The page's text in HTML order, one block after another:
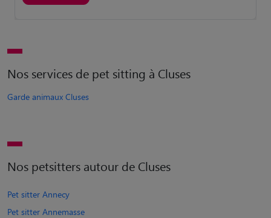
Nos services de pet sitting à Cluses
Garde animaux Cluses
Nos petsitters autour de Cluses
Pet sitter Annecy
Pet sitter Annemasse